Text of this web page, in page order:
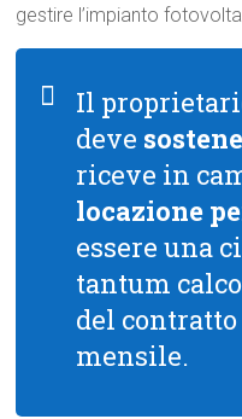
gestire l’impianto
Il
deve
riceve in
locazione
essere una
tantum
del
mensile.